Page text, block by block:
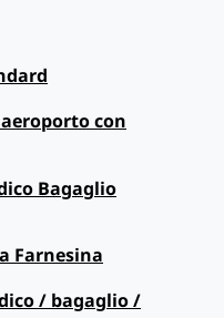
con
Bagaglio
Farnesina
/ bagaglio /